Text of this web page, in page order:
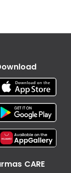
CARE